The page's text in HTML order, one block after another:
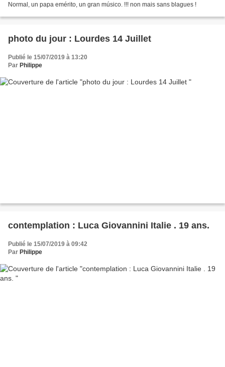
Normal, un papa emérito, un gran músico. !!! non mais sans blagues !
photo du jour : Lourdes 14 Juillet
Publié le 15/07/2019 à 13:20
Par Philippe
contemplation : Luca Giovannini Italie . 19 ans.
Publié le 15/07/2019 à 09:42
Par Philippe